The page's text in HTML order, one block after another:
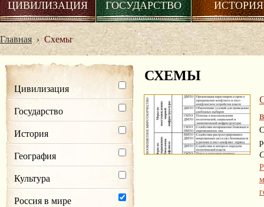
ЦИВИЛИЗАЦИЯ ГОСУДАРСТВО ИСТОРИЯ
Главная›Схемы
СХЕМЫ
Цивилизация
Государство
История
География
Культура
Россия в мире